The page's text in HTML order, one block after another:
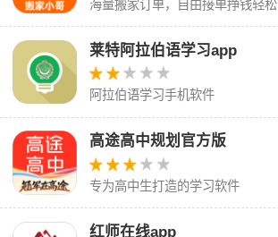
海量搬家订单，自由接单挣钱轻松
莱特阿拉伯语学习app
阿拉伯语学习手机软件
高途高中规划官方版
专为高中生打造的学习软件
红师在线app